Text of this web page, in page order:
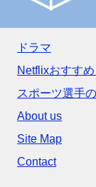
ドラマ
Netflixおすす
スポーツ選手
About us
Site Map
Contact